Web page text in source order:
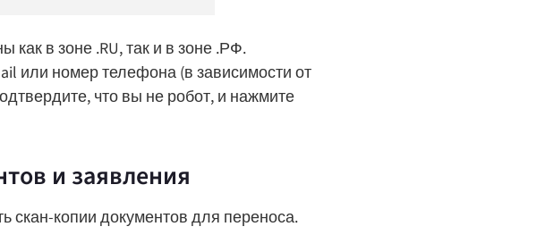
в зоне .RU, так и в зоне .РФ.
или номер телефона (в зависимости от
что вы не робот, и нажмите
и заявления
скан-копии документов для переноса.